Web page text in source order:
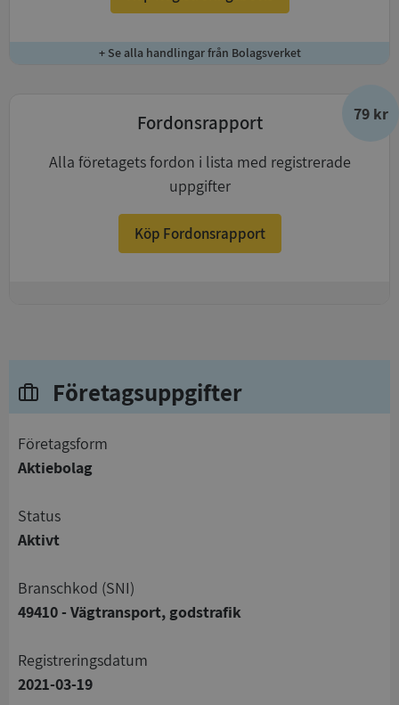
+ Se alla handlingar från Bolagsverket
79 kr
Fordonsrapport
Alla företagets fordon i lista med registrerade
uppgifter
Köp Fordonsrapport
Företagsuppgifter
företagsform
Aktiebolag
status
Aktivt
branschkod (SNI)
49410 - Vägtransport, godstrafik
registreringsdatum
2021-03-19